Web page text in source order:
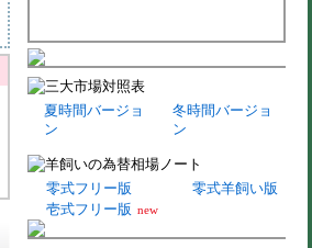
夏時間バージョ
ン
冬時間バージョ
ン
零式フリー版
零式羊飼い版
壱式フリー版 new